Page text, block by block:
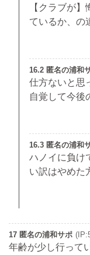
【クラブが
ているか、の
16.2 匿名の浦和
仕方ないと思
自覚して今後
16.3 匿名の浦和
ハノイに負け
い訳はやめた
17 匿名の浦和サポ
年齢が少し行って